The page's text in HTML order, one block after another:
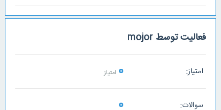
فعالیت توسط mojor
امتیاز: 0 امتیاز
سوالات: 0